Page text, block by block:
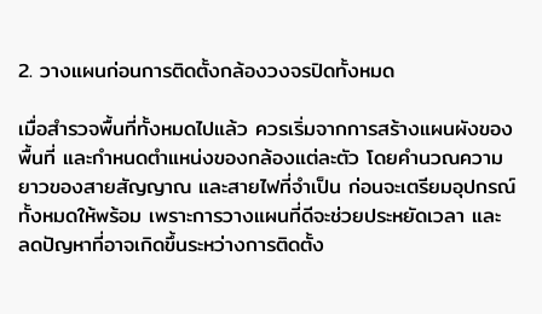
2. วางแผนก่อนการติดตั้งกล้องวงจรปิดทั้งหมด
เมื่อสำรวจพื้นที่ทั้งหมดไปแล้ว ควรเริ่มจากการสร้างแผนผังของ
พื้นที่ และกำหนดตำแหน่งของกล้องแต่ละตัว โดยคำนวณความ
ยาวของสายสัญญาณ และสายไฟที่จำเป็น ก่อนจะเตรียมอุปกรณ์
ทั้งหมดให้พร้อม เพราะการวางแผนที่ดีจะช่วยประหยัดเวลา และ
ลดปัญหาที่อาจเกิดขึ้นระหว่างการติดตั้ง